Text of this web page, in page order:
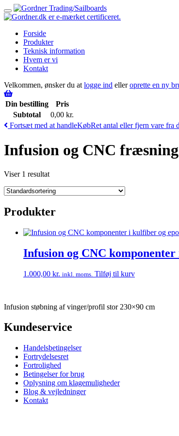
Toggle
navigation
Forside
Produkter
Teknisk information
Hvem er vi
Kontakt
Velkommen, ønsker du at logge ind elleroprette en ny
Din bestilling
Pris
Subtotal
0,00 kr.
Fortsæt med at handleKøbRet antal eller fjern vare fra
Infusion og CNC
Viser 1 resultat
Produkter
Infusion og CNC
1.000,00 kr. inkl. moms. Tilføj til kurv
Infusion støbning af vinger/profil stor 230×90 cm
Kundeservice
Handelsbetingelser
Fortrydelsesret
Fortrolighed
Betingelser for brug
Oplysning om klagemuligheder
Blog & vejledninger
Kontakt